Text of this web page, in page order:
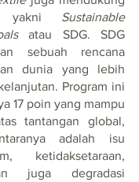
yakni Sustainable
atau SDG. SDG
sebuah rencana
dunia yang lebih
Program ini
17 poin yang mampu
tantangan global,
adalah isu
ketidaksetaraan,
juga degradasi